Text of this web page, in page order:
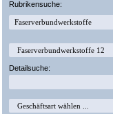
Rubrikensuche:
Detailsuche: